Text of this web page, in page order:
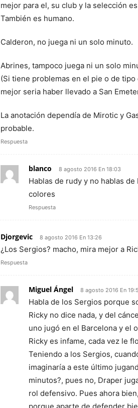
mejor para el, su club y la selección
También es humano.
Calderon, no juega ni un solo minuto.
Abrines, tampoco juega ni un solo
(Si tiene problemas en el pie o de
mejor seria haber llevado a San
La anotación dependía de Mirotic y
probable.
Respuesta
blanco 8 agosto 2016 En 18:03
Hablas de rudy y no hablas
colores
Respuesta
Djorgevic 8 agosto 2016 En 13:26
¿Los Sergios? macho, mira mejor a
Respuesta
Miguel Ángel 8 agosto 2016 En
Habla de los Sergios porque
Ricky no dice nada, y del
uno jugó en el Barcelona y el
Ricky es infame, cada vez le
Teniendo a los Sergios,
imaginaría a este último
minutos?, pues no, Draper
rol defensivo. Pues ahora